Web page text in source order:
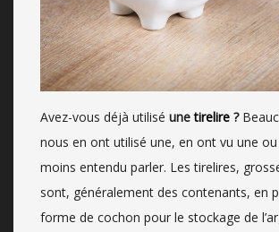
Avez-vous déjà utilisé unetirelire ?
nous en ont utilisé une, en ont vu une
moins entendu parler. Les tirelires,
sont, généralement des contenants, en
forme de cochon pour le stockage de